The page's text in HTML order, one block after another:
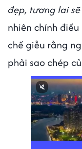
đẹp, tương lai
nhiên chính
chế giễu rằng
phải sao chép